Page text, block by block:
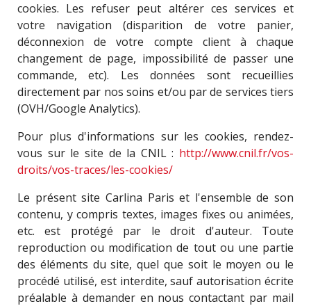
cookies. Les refuser peut altérer ces services et
votre navigation (disparition de votre panier,
déconnexion de votre compte client à chaque
changement de page, impossibilité de passer une
commande, etc). Les données sont recueillies
directement par nos soins et/ou par de services tiers
(OVH/Google Analytics).
Pour plus d'informations sur les cookies, rendez-
vous sur le site de la CNIL : http://www.cnil.fr/vos-
droits/vos-traces/les-cookies/
Le présent site Carlina Paris et l'ensemble de son
contenu, y compris textes, images fixes ou animées,
etc. est protégé par le droit d'auteur. Toute
reproduction ou modification de tout ou une partie
des éléments du site, quel que soit le moyen ou le
procédé utilisé, est interdite, sauf autorisation écrite
préalable à demander en nous contactant par mail